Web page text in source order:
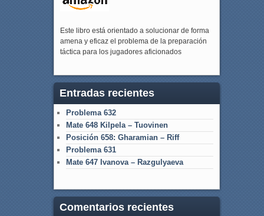
Este libro está orientado a solucionar de forma
amena y eficaz el problema de la preparación
táctica para los jugadores aficionados
Entradas recientes
Problema 632
Mate 648 Kilpela – Tuovinen
Posición 658: Gharamian – Riff
Problema 631
Mate 647 Ivanova – Razgulyaeva
Comentarios recientes